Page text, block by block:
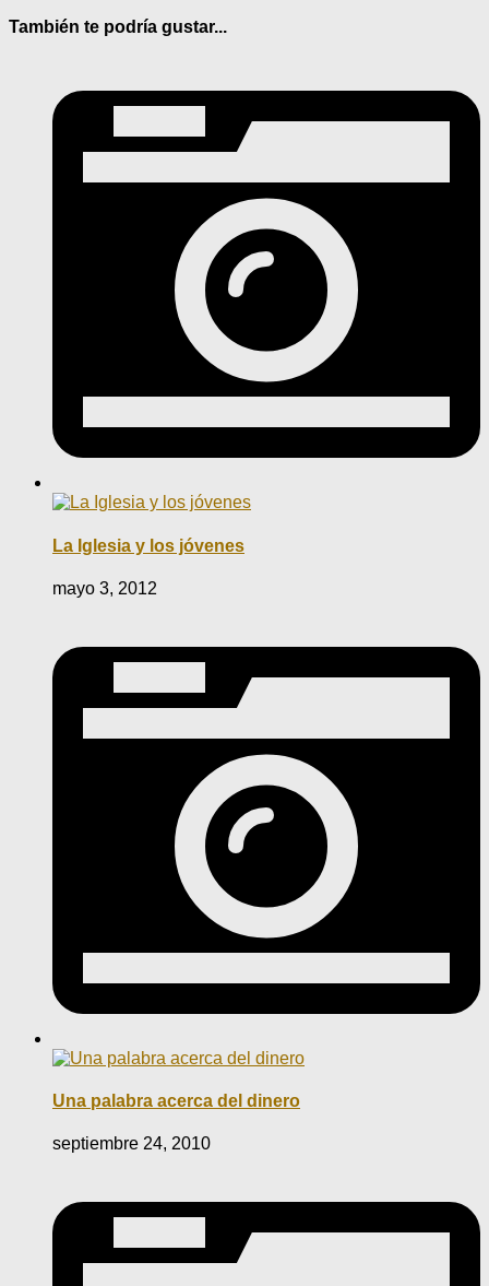
También te podría gustar...
La Iglesia y los jóvenes
mayo 3, 2012
Una palabra acerca del dinero
septiembre 24, 2010